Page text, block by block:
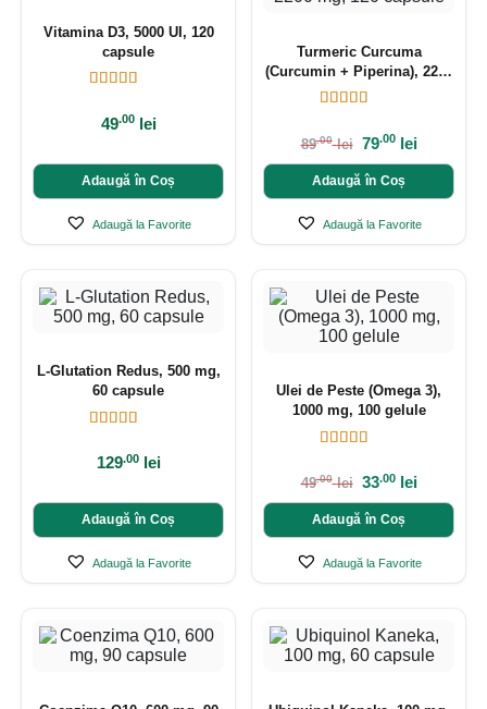
Vitamina D3, 5000 UI, 120
capsule
49.00 lei
Adaugă în Coș
Adaugă la Favorite
Turmeric Curcuma
(Curcumin + Piperina), 2200
mg, 120 capsule
89.00 lei 79.00 lei
Adaugă în Coș
Adaugă la Favorite
L-Glutation Redus, 500 mg,
60 capsule
129.00 lei
Adaugă în Coș
Adaugă la Favorite
Ulei de Peste (Omega 3),
1000 mg, 100 gelule
49.00 lei 33.00 lei
Adaugă în Coș
Adaugă la Favorite